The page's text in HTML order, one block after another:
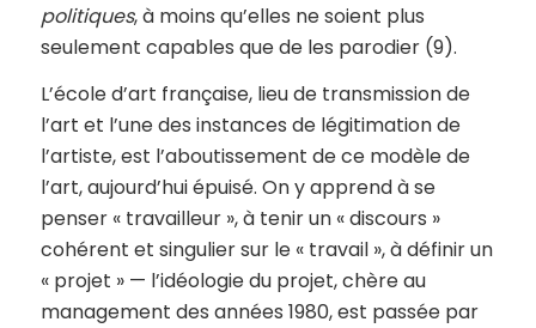
politiques, à moins qu’elles ne soient plus
seulement capables que de les parodier (9).
L’école d’art française, lieu de transmission de
l’art et l’une des instances de légitimation de
l’artiste, est l’aboutissement de ce modèle de
l’art, aujourd’hui épuisé. On y apprend à se
penser « travailleur », à tenir un « discours »
cohérent et singulier sur le « travail », à définir un
« projet » — l’idéologie du projet, chère au
management des années 1980, est passée par